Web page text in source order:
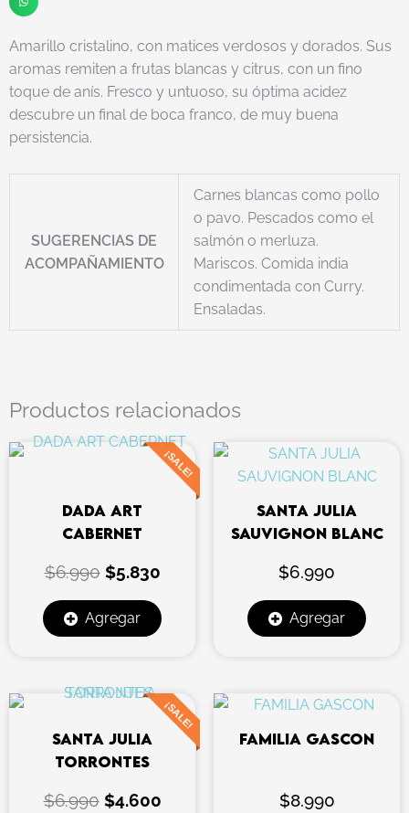
Amarillo cristalino, con matices verdosos y dorados. Sus
aromas remiten a frutas blancas y citrus, con un fino
toque de anís. Fresco y untuoso, su óptima acidez
descubre un final de boca franco, de muy buena
persistencia.
SUGERENCIAS DE
ACOMPAÑAMIENTO
Carnes blancas como pollo
o pavo. Pescados como el
salmón o merluza.
Mariscos. Comida india
condimentada con Curry.
Ensaladas.
Productos relacionados
DADA ART
CABERNET
$6.990
El
era:
$6.990.
$5.830
El
precio
actual
Agregar
SANTA JULIA
SAUVIGNON BLANC
$6.990
Agregar
SANTA JULIA
TORRONTES
$6.990
El
original
era:
$6.990.
$4.600
El
precio
actual
$4.600.
FAMILIA GASCON
$8.990
¡SALE!
¡SALE!